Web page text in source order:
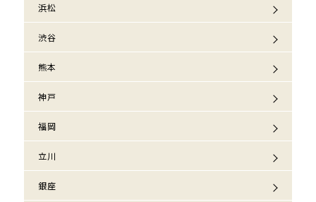
浜松
渋谷
熊本
神戸
福岡
立川
銀座